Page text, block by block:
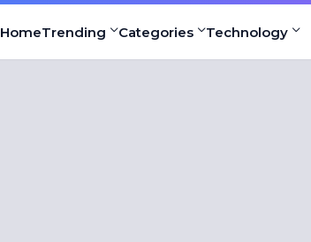
HomeTrending Categories Technology